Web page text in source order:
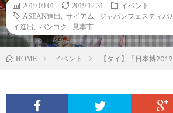
2019.09.01 2019.12.31
イベント
ASEAN進出
サイアム ジャパンフェスティバ
イ進出
バンコク 見本市
HOME イベント 【タイ】「日本博